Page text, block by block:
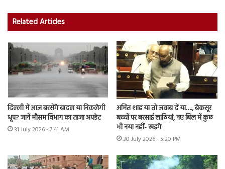
Related Articles
दिल्ली में आज बरसेंगे बादल या निकलेगी
धूप? जानें मौसम विभाग का ताजा अपडेट
31 July 2026 - 7:41 AM
अमित शाह या तो जवाब दें या…., बेकसूर
बच्चों पर बरसाई लाठियां, नए बिल में कुछ
भी नया नहीं- खड़गे
30 July 2026 - 5:20 PM